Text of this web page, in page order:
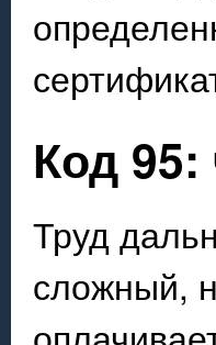
Код 95:
Труд
сложный,